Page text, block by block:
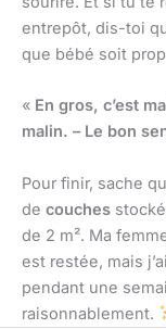
entrepôt, dis-toi
que bébé soit
« En gros, c’est
malin. – Le bon
Pour finir, sache
de couches
de 2 m². Ma
est restée, mais
pendant une
raisonnablement.